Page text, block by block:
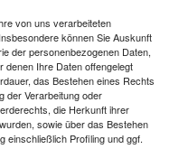
von uns verarbeiteten
können Sie Auskunft
der personenbezogenen Daten,
denen Ihre Daten offengelegt
das Bestehen eines Rechts
der Verarbeitung oder
die Herkunft ihrer
sowie über das Bestehen
einschließlich Profiling und ggf.